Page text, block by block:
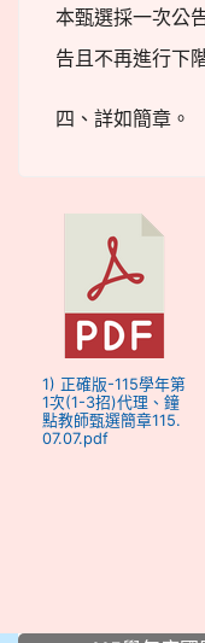
本甄選採一次公
告且不再進行下
四、詳如簡章。
1) 正確版-115學年第
1次(1-3招)代理、鐘
點教師甄選簡章115.
07.07.pdf